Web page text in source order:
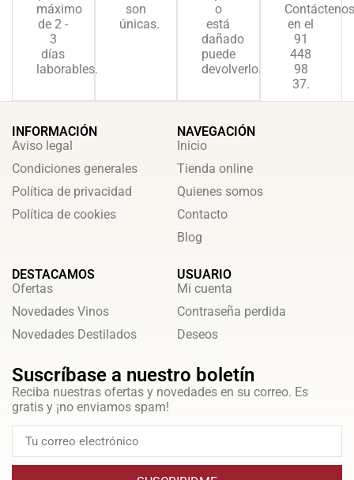
máximo
de 2 -
3
días
laborables.
son
únicas.
o
está
dañado
puede
devolverlo.
Contáctenos
en el
91
448
98
37.
INFORMACIÓN
Aviso legal
Condiciones generales
Política de privacidad
Política de cookies
NAVEGACIÓN
Inicio
Tienda online
Quienes somos
Contacto
Blog
DESTACAMOS
Ofertas
Novedades Vinos
Novedades Destilados
USUARIO
Mi cuenta
Contraseña perdida
Deseos
Suscríbase a nuestro boletín
Reciba nuestras ofertas y novedades en su correo. Es
gratis y ¡no enviamos spam!